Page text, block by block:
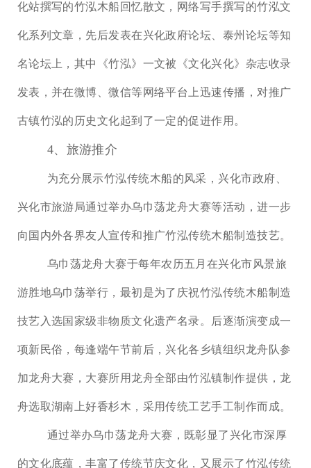
化站撰写的竹泓木船回忆散文，网络写手撰写的竹泓文
化系列文章，先后发表在兴化政府论坛、泰州论坛等知
名论坛上，其中《竹泓》一文被《文化兴化》杂志收录
发表，并在微博、微信等网络平台上迅速传播，对推广
古镇竹泓的历史文化起到了一定的促进作用。
4、旅游推介
为充分展示竹泓传统木船的风采，兴化市政府、
兴化市旅游局通过举办乌巾荡龙舟大赛等活动，进一步
向国内外各界友人宣传和推广竹泓传统木船制造技艺。
乌巾荡龙舟大赛于每年农历五月在兴化市风景旅
游胜地乌巾荡举行，最初是为了庆祝竹泓传统木船制造
技艺入选国家级非物质文化遗产名录。后逐渐演变成一
项新民俗，每逢端午节前后，兴化各乡镇组织龙舟队参
加龙舟大赛，大赛所用龙舟全部由竹泓镇制作提供，龙
舟选取湖南上好香杉木，采用传统工艺手工制作而成。
通过举办乌巾荡龙舟大赛，既彰显了兴化市深厚
的文化底蕴，丰富了传统节庆文化，又展示了竹泓传统